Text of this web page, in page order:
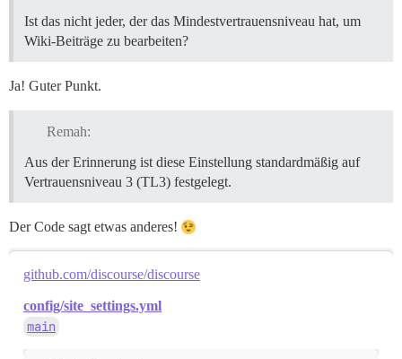
Ist das nicht jeder, der das Mindestvertrauensniveau hat, um
Wiki-Beiträge zu bearbeiten?
Ja! Guter Punkt.
Remah:
Aus der Erinnerung ist diese Einstellung standardmäßig auf
Vertrauensniveau 3 (TL3) festgelegt.
Der Code sagt etwas anderes!
github.com/discourse/discourse
config/site_settings.yml
main